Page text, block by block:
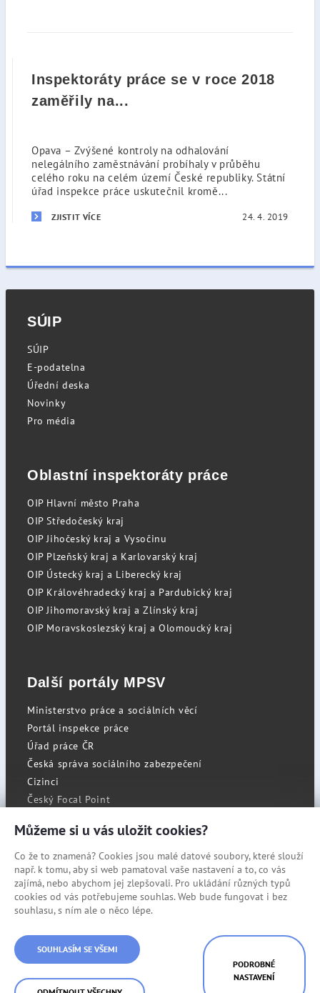
Inspektoráty práce se v roce 2018
zaměřily na...
Opava – Zvýšené kontroly na odhalování
nelegálního zaměstnávání probíhaly v průběhu
celého roku na celém území České republiky. Státní
úřad inspekce práce uskutečnil kromě...
ZJISTIT VÍCE 24. 4. 2019
SÚIP
SÚIP
E-podatelna
Úřední deska
Novinky
Pro média
Oblastní inspektoráty práce
OIP Hlavní město Praha
OIP Středočeský kraj
OIP Jihočeský kraj a Vysočinu
OIP Plzeňský kraj a Karlovarský kraj
OIP Ústecký kraj a Liberecký kraj
OIP Královéhradecký kraj a Pardubický kraj
OIP Jihomoravský kraj a Zlínský kraj
OIP Moravskoslezský kraj a Olomoucký kraj
Další portály MPSV
Ministerstvo práce a sociálních věcí
Portál inspekce práce
Úřad práce ČR
Česká správa sociálního zabezpečení
Cizinci
Český Focal Point
RSS
Cookies
Prohlášení o přístupnosti
Mapa stránek
© Státní úřad inspekce práce
Můžeme si u vás uložit cookies?
Co že to znamená? Cookies jsou malé datové soubory, které slouží
např. k tomu, aby si web pamatoval vaše nastavení a to, co vás
zajímá, nebo abychom jej zlepšovali. Pro ukládání různých typů
cookies od vás potřebujeme souhlas. Web bude fungovat i bez
souhlasu, s ním ale o něco lépe.
SOUHLASÍM SE VŠEMI
PODROBNÉ
NASTAVENÍ